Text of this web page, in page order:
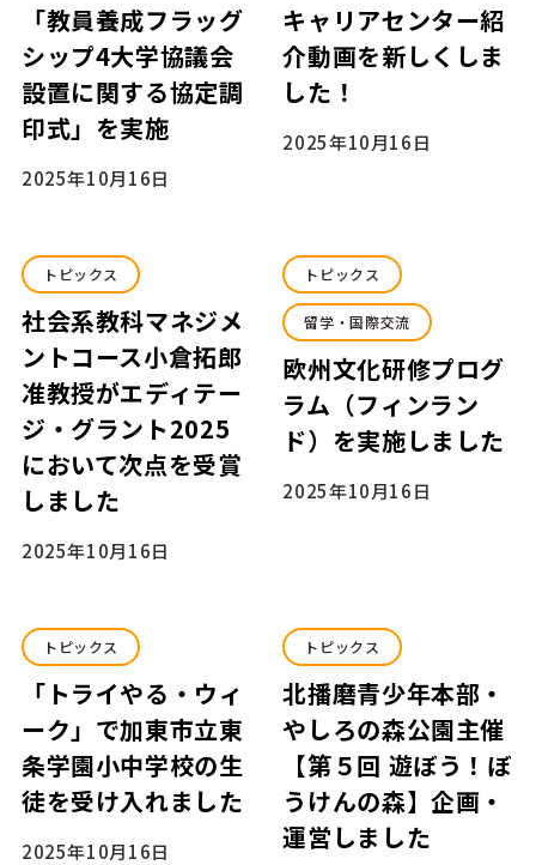
「教員養成フラッグ
シップ4大学協議会
設置に関する協定調
印式」を実施
2025年10月16日
キャリアセンター紹
介動画を新しくしま
した！
2025年10月16日
トピックス
社会系教科マネジメ
ントコース小倉拓郎
准教授がエディテー
ジ・グラント2025
において次点を受賞
しました
2025年10月16日
トピックス
留学・国際交流
欧州文化研修プログ
ラム（フィンラン
ド）を実施しました
2025年10月16日
トピックス
「トライやる・ウィ
ーク」で加東市立東
条学園小中学校の生
徒を受け入れました
2025年10月16日
トピックス
北播磨青少年本部・
やしろの森公園主催
【第５回 遊ぼう！ぼ
うけんの森】企画・
運営しました